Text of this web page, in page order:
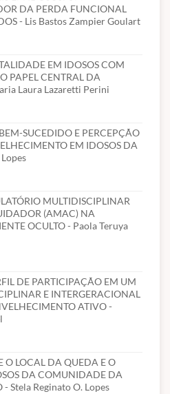
DA PERDA FUNCIONAL
- Lis Bastos Zampier Goulart
EM IDOSOS COM
PAPEL CENTRAL DA
Laura Lazaretti Perini
SUCEDIDO E PERCEPÇÃO
EM IDOSOS DA
MULTIDISCIPLINAR
(AMAC) NA
OCULTO - Paola Teruya
DE PARTICIPAÇÃO EM UM
E INTERGERACIONAL
ATIVO -
O LOCAL DA QUEDA E O
DA COMUNIDADE DA
Stela Reginato O. Lopes